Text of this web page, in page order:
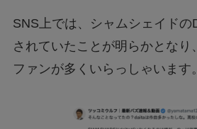
SNS上では、シャムシェイドの
されていたことが明らかとなり
ファンが多くいらっしゃいます。